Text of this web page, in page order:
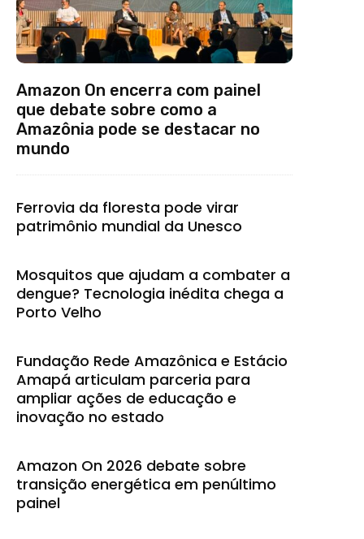
Amazon On encerra com painel
que debate sobre como a
Amazônia pode se destacar no
mundo
Ferrovia da floresta pode virar
patrimônio mundial da Unesco
Mosquitos que ajudam a combater a
dengue? Tecnologia inédita chega a
Porto Velho
Fundação Rede Amazônica e Estácio
Amapá articulam parceria para
ampliar ações de educação e
inovação no estado
Amazon On 2026 debate sobre
transição energética em penúltimo
painel